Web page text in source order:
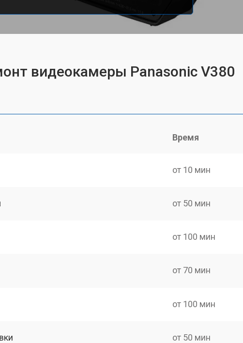
видеокамеры Panasonic V380
Время
от 10 мин
от 50 мин
от 100 мин
от 70 мин
от 100 мин
от 50 мин